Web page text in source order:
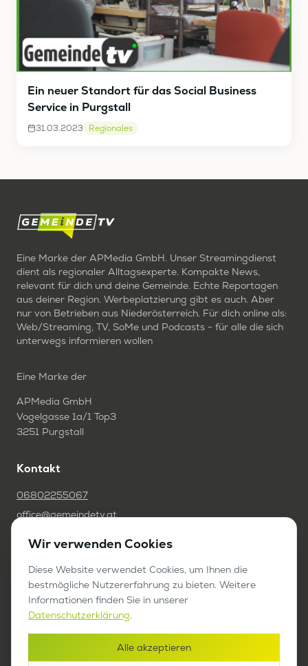
Ein neuer Standort für das Social Business
Service in Purgstall
31.03.2023 Regionales
Eine Marke der APMedia GmbH. Unser Streamingdienst
dient als regionaler Alltagsexperte. Kompakte News,
relevant für dich und deine Gemeinde. Echte Reportagen
aus deiner Region. Werbeplatzierung gibt es auch. Aber
nur von Betrieben aus Niederösterreich. Für dich online als:
Web/Streaming, TV, SoMe und Podcasts - für alle die sich
unterwegs informieren wollen
Eine Marke der
APMedia GmbH
Vogelgasse 1a/1 Top3
3251 Purgstall
Kontakt
06802255067
office@gemeindetv.at
FAQ
IMPRESSUM
DATENSCHUTZ
Werben auf GemeindeTV
Wir verwenden Cookies
Diese Website verwendet Cookies, um Ihnen die
bestmögliche Nutzererfahrung zu bieten. Weitere
Informationen finden Sie in unserer
Datenschutzerklärung.
Alle akzeptieren